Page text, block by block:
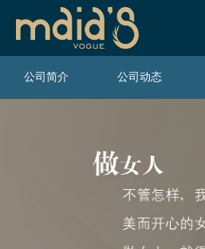
公司简介 公司动态